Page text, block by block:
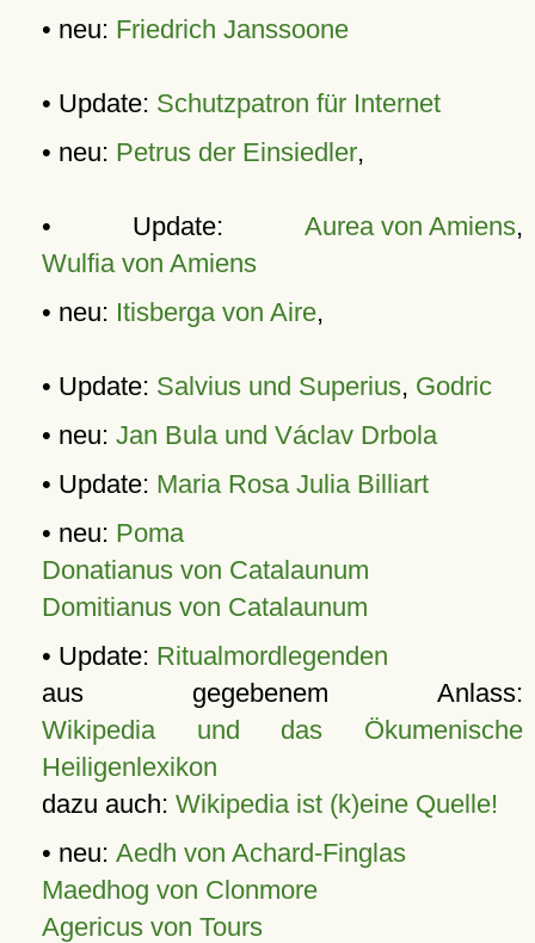
• neu: Friedrich Janssoone
• Update: Schutzpatron für Internet
• neu: Petrus der Einsiedler,
• Update: Aurea von Amiens,
Wulfia von Amiens
• neu: Itisberga von Aire,
• Update: Salvius und Superius, Godric
• neu: Jan Bula und Václav Drbola
• Update: Maria Rosa Julia Billiart
• neu: Poma
Donatianus von Catalaunum
Domitianus von Catalaunum
• Update: Ritualmordlegenden
aus gegebenem Anlass:
Wikipedia und das Ökumenische
Heiligenlexikon
dazu auch: Wikipedia ist (k)eine Quelle!
• neu: Aedh von Achard-Finglas
Maedhog von Clonmore
Agericus von Tours